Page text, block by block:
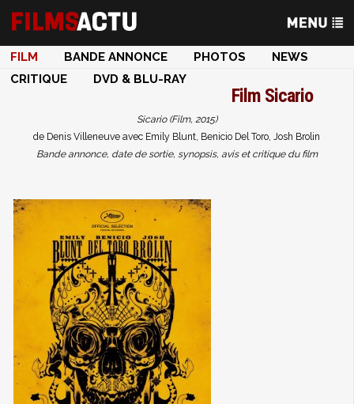
FILM BANDE ANNONCE PHOTOS
NEWS
CRITIQUE
DVD & BLU-RAY
Film Sicario
Sicario (Film, 2015)
de Denis Villeneuve avec Emily Blunt, Benicio Del Toro, Josh Brolin
Bande annonce, date de sortie, synopsis, avis et critique du film